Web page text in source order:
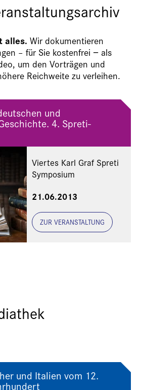
alles. Wir dokumentieren
– für Sie kostenfrei − als
um den Vorträgen und
Reichweite zu verleihen.
und
4. Spreti-
Viertes Karl Graf Spreti
Symposium
21.06.2013
ZUR VERANSTALTUNG
und Italien vom 12.